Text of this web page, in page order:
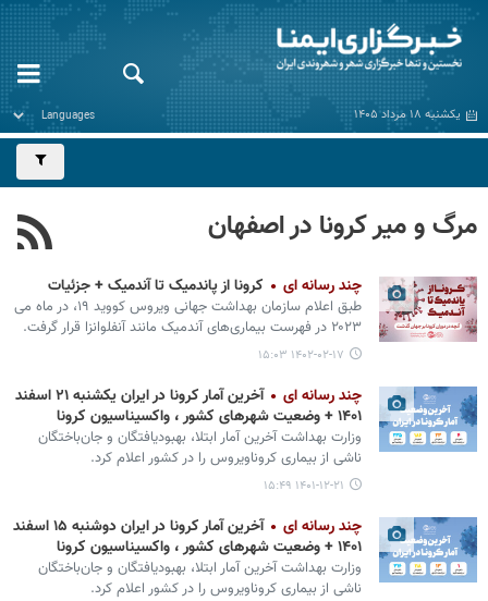
یکشنبه ۱۸ مرداد ۱۴۰۵
مرگ و میر کرونا در اصفهان
چند رسانه ای کرونا از پاندمیک تا آندمیک + جزئیات
طبق اعلام سازمان بهداشت جهانی ویروس کووید ۱۹، در ماه می
۲۰۲۳ در فهرست بیماری‌های آندمیک مانند آنفلوانزا قرار گرفت.
۱۴۰۲-۰۲-۱۷ ۱۵:۰۳
چند رسانه ای
آخرین آمار کرونا در ایران یکشنبه ۲۱ اسفند
۱۴۰۱ + وضعیت شهرهای کشور ، واکسیناسیون کرونا
وزارت بهداشت آخرین آمار ابتلا، بهبودیافتگان و جان‌باختگان
ناشی از بیماری کروناویروس را در کشور اعلام کرد.
۱۴۰۱-۱۲-۲۱ ۱۵:۴۹
چند رسانه ای
آخرین آمار کرونا در ایران دوشنبه ۱۵ اسفند
۱۴۰۱ + وضعیت شهرهای کشور ، واکسیناسیون کرونا
وزارت بهداشت آخرین آمار ابتلا، بهبودیافتگان و جان‌باختگان
ناشی از بیماری کروناویروس را در کشور اعلام کرد.